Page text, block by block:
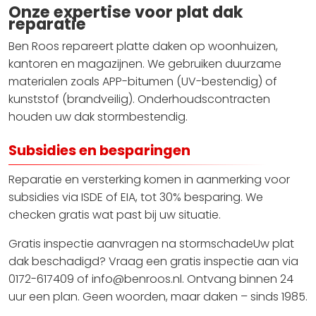
Onze expertise voor plat dak
reparatie
Ben Roos repareert platte daken op woonhuizen,
kantoren en magazijnen. We gebruiken duurzame
materialen zoals APP-bitumen (UV-bestendig) of
kunststof (brandveilig). Onderhoudscontracten
houden uw dak stormbestendig.
Subsidies en besparingen
Reparatie en versterking komen in aanmerking voor
subsidies via ISDE of EIA, tot 30% besparing. We
checken gratis wat past bij uw situatie.
Gratis inspectie aanvragen na stormschadeUw plat
dak beschadigd? Vraag een gratis inspectie aan via
0172-617409 of info@benroos.nl. Ontvang binnen 24
uur een plan. Geen woorden, maar daken – sinds 1985.